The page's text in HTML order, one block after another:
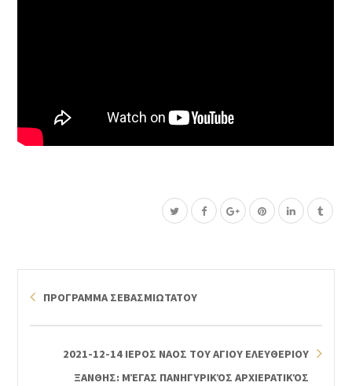
ΠΡΟΓΡΑΜΜΑ ΣΕΒΑΣΜΙΩΤΑΤΟΥ
2021-12-14 ΙΕΡΟΣ ΝΑΟΣ ΤΟΥ ΑΓΙΟΥ ΕΛΕΥΘΕΡΙΟΥ
ΞΑΝΘΗΣ: ΜΈΓΑΣ ΠΑΝΗΓΥΡΙΚΌΣ ΑΡΧΙΕΡΑΤΙΚΌΣ